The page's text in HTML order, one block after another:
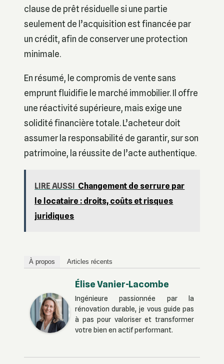
clause de prêt résiduelle si une partie
seulement de l’acquisition est financée par
un crédit, afin de conserver une protection
minimale.
En résumé, le compromis de vente sans
emprunt fluidifie le marché immobilier. Il offre
une réactivité supérieure, mais exige une
solidité financière totale. L’acheteur doit
assumer la responsabilité de garantir, sur son
patrimoine, la réussite de l’acte authentique.
LIRE AUSSI Changement de serrure par
le locataire : droits, coûts et risques
juridiques
À propos Articles récents
Élise Vanier-Lacombe
Ingénieure passionnée par la
rénovation durable, je vous guide pas
à pas pour valoriser et transformer
votre bien en actif performant.